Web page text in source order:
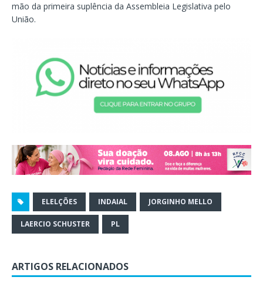
mão da primeira suplência da Assembleia Legislativa pelo
União.
ELELÇÕES INDAIAL JORGINHO MELLO
LAERCIO SCHUSTER PL
ARTIGOS RELACIONADOS